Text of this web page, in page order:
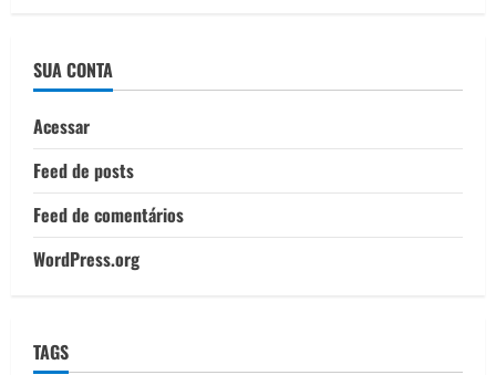
SUA CONTA
Acessar
Feed de posts
Feed de comentários
WordPress.org
TAGS